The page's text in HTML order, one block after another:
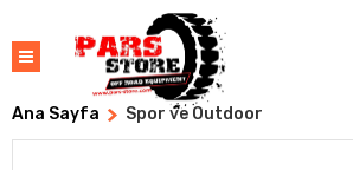
Ana Sayfa Spor ve Outdoor